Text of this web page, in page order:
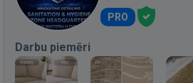
PRO
Darbu piemēri